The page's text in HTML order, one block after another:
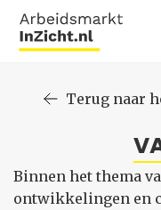
Terug naar
Binnen het thema
ontwikkelingen en